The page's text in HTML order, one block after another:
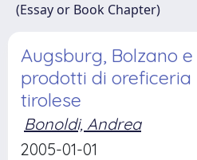
(Essay or Book Chapter)
Augsburg, Bolzano
prodotti di
tirolese
Bonoldi, Andrea
2005-01-01